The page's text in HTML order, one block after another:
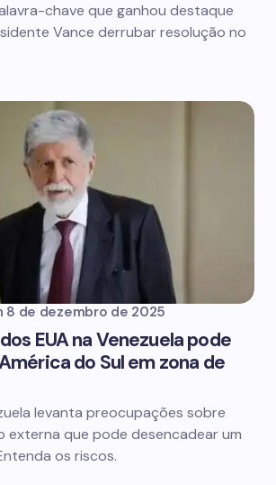
chave que ganhou destaque
Vance derrubar resolução no
8 de dezembro de 2025
EUA na Venezuela pode
do Sul em zona de
levanta preocupações sobre
externa que pode desencadear um
os riscos.